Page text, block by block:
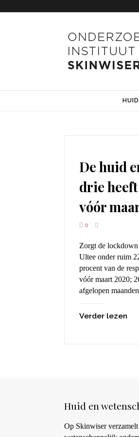
De huid
drie
vóór
0
Zorgt de lockdown voor een slechtere huid? Dat onderzocht dr. Jetske
Ultee onder ruim
procent van de
vóór maart 2020;
afgelopen
Verder lezen
Huid en
Op Skinwiser